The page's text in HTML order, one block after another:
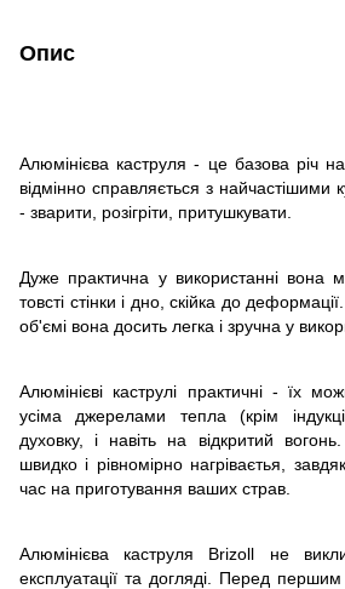
Опис
Алюмінієва каструля - це базова річ
відмінно справляється з
- зварити, розігріти, притушкувати.
Дуже практична у використанні вона
товсті стінки і дно, скійка до
об'ємі вона досить легка і зручна у
Алюмінієві каструлі практичні - їх
усіма джерелами тепла (крім
духовку, і навіть на відкритий
швидко і рівномірно нагріваєтья,
час на приготування ваших страв.
Алюмінієва каструля Brizoll не
експлуатації та догляді. Перед першим